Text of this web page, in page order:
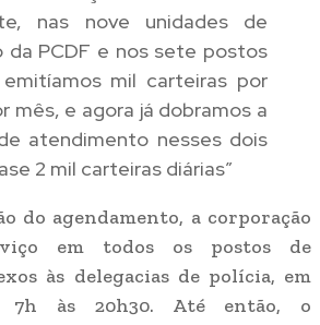
nas nove unidades de
da PCDF e nos sete postos
mil carteiras por
mês, e agora já dobramos a
atendimento nesses dois
2 mil carteiras diárias”
do agendamento, a corporação
em todos os postos de
às delegacias de polícia, em
7h às 20h30. Até então, o